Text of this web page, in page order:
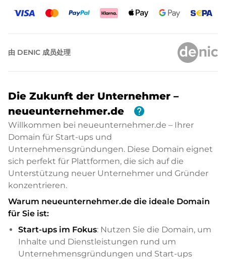
由 DENIC 成员处理
Die Zukunft der Unternehmer –
neueunternehmer.de
help
Willkommen bei neueunternehmer.de – Ihrer
Domain für Start-ups und
Unternehmensgründungen. Diese Domain eignet
sich perfekt für Plattformen, die sich auf die
Unterstützung neuer Unternehmer und Gründer
konzentrieren.
Warum neueunternehmer.de die ideale Domain
für Sie ist:
Start-ups im Fokus: Nutzen Sie die Domain, um
Inhalte und Dienstleistungen rund um
Unternehmensgründungen und Start-ups